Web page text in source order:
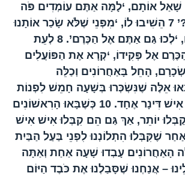
שָׁאַל אוֹתָם, ‘לָמָּה אַתֶּם עוֹמְדִים פֹּה
7 הֵשִׁיבוּ לוֹ, ‘מִפְּנֵי שֶׁלֹּא שָׂכַר אוֹתָנוּ
‘לְכוּ גַּם אַתֶּם אֶל הַכֶּרֶם’. 8 לְעֵת
אֶל פְּקִידוֹ, ‘קְרָא אֶת הַפּוֹעֲלִים
הָחֵל בָּאַחֲרוֹנִים וְכַלֵּה
אֵלֶּה שֶׁנִּשְׂכְּרוּ בְּשָׁעָה חָמֵשׁ לִפְנוֹת
דִּינָר אֶחָד. 10 כְּשֶׁבָּאוּ הָרִאשׁוֹנִים
יוֹתֵר, אַךְ גַּם הֵם קִבְּלוּ אִישׁ אִישׁ
שֶׁקִּבְּלוּ הִתְלוֹנְנוּ לִפְנֵי בַּעַל הַבַּיִת
הָאַחֲרוֹנִים עָבְדוּ שָׁעָה אַחַת וְאַתָּה
– אֲנַחְנוּ שֶׁסָּבַלְנוּ אֶת כֹּבֶד הַיּוֹם